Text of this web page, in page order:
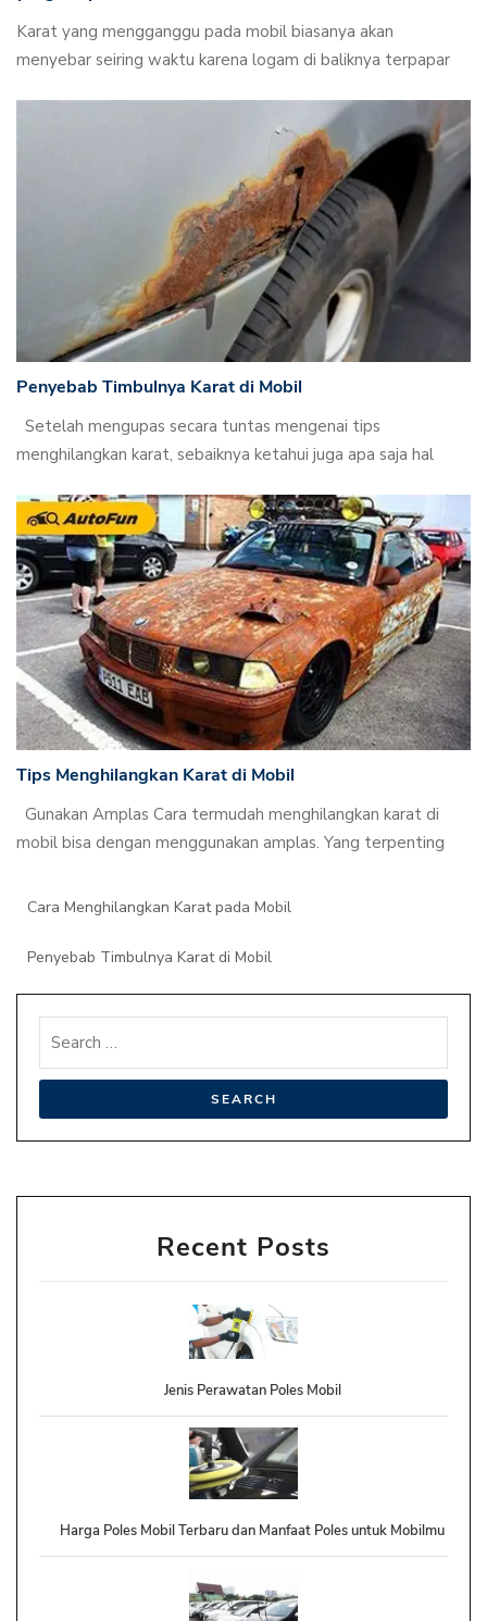
Karat yang mengganggu pada mobil biasanya akan
menyebar seiring waktu karena logam di baliknya terpapar
Penyebab Timbulnya Karat di Mobil
Setelah mengupas secara tuntas mengenai tips
menghilangkan karat, sebaiknya ketahui juga apa saja hal
Tips Menghilangkan Karat di Mobil
Gunakan Amplas Cara termudah menghilangkan karat di
mobil bisa dengan menggunakan amplas. Yang terpenting
Cara Menghilangkan Karat pada Mobil
Penyebab Timbulnya Karat di Mobil
Recent Posts
Jenis Perawatan Poles Mobil
Harga Poles Mobil Terbaru dan Manfaat Poles untuk Mobilmu